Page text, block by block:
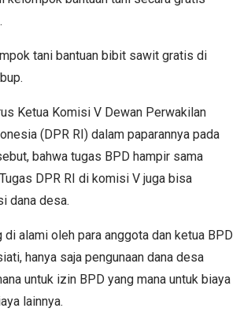
tani bantuan bibit sawit gratis di
Ketua Komisi V Dewan Perwakilan
(DPR RI) dalam paparannya pada
bahwa tugas BPD hampir sama
Tugas DPR RI di komisi V juga bisa
dana desa.
di alami oleh para anggota dan ketua BPD
hanya saja pengunaan dana desa
untuk izin BPD yang mana untuk biaya
lainnya.